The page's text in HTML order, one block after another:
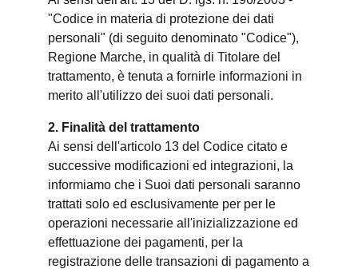
"Codice in materia di protezione dei dati
personali" (di seguito denominato "Codice"),
Regione Marche, in qualità di Titolare del
trattamento, è tenuta a fornirle informazioni in
merito all'utilizzo dei suoi dati personali.
2. Finalità del trattamento
Ai sensi dell'articolo 13 del Codice citato e
successive modificazioni ed integrazioni, la
informiamo che i Suoi dati personali saranno
trattati solo ed esclusivamente per per le
operazioni necessarie all'inizializzazione ed
effettuazione dei pagamenti, per la
registrazione delle transazioni di pagamento a